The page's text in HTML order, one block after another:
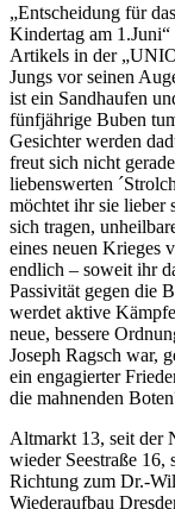
Entscheidung für
Kindertag am 1.Juni
Artikels in der
Jungs vor seinen
ist ein Sandhaufen
fünfjährige Buben
Gesichter werden
freut sich nicht
liebenswerten
möchtet ihr sie lieber
sich tragen,
eines neuen Krieges
endlich – soweit ihr
Passivität gegen die
werdet aktive
neue, bessere
Joseph Ragsch war,
ein engagierter
die mahnenden
Altmarkt 13, seit der
wieder Seestraße
Richtung zum Dr.-
Wiederaufbau